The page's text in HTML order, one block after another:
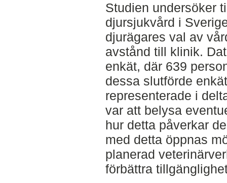
Studien undersöker
djursjukvård i
djurägares val av
avstånd till klinik.
enkät, där 639
dessa slutförde
representerade i
var att belysa
hur detta påverkar
med detta öppnas
planerad
förbättra